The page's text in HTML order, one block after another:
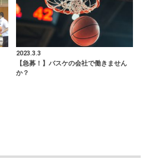
2023.3.3
【急募！】バスケの会社で働きません
か？